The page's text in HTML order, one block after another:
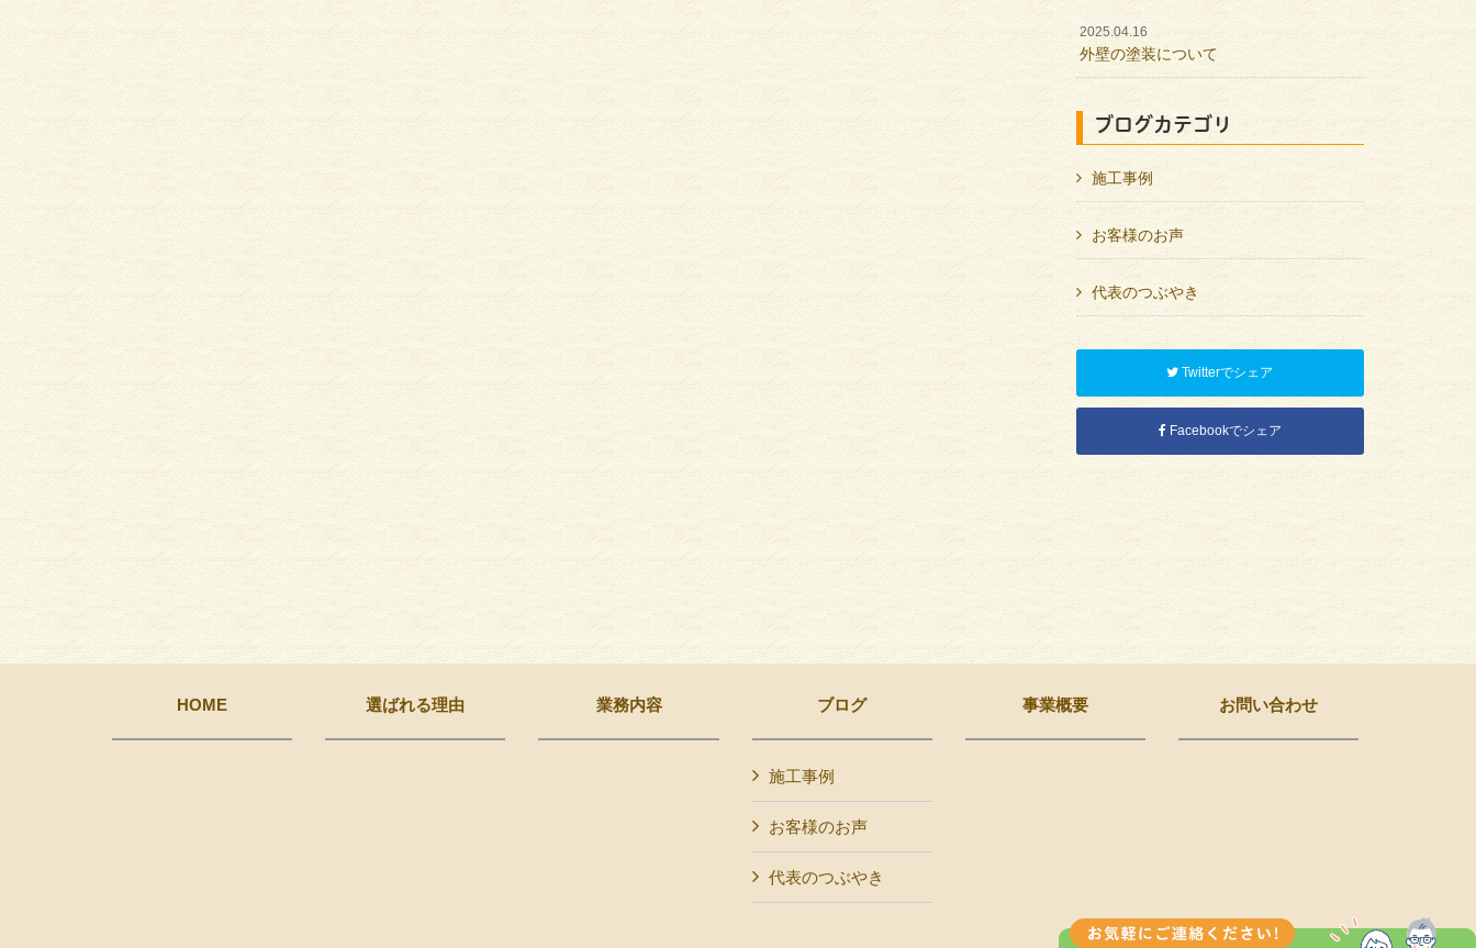
2025.04.16
外壁の塗装について
ブログカテゴリ
施工事例
お客様のお声
代表のつぶやき
Twitterでシェア
Facebookでシェア
HOME 選ばれる理由 業務内容 ブログ
施工事例
お客様のお声
代表のつぶやき
事業概要 お問い合わせ